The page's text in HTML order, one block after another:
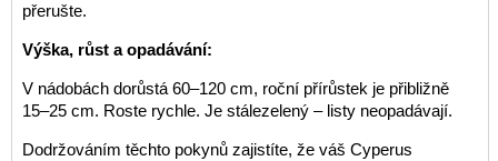
přerušte.
Výška, růst a opadávání:
V nádobách dorůstá 60–120 cm, roční přírůstek je přibližně
15–25 cm. Roste rychle. Je stálezelený – listy neopadávají.
Dodržováním těchto pokynů zajistíte, že váš Cyperus